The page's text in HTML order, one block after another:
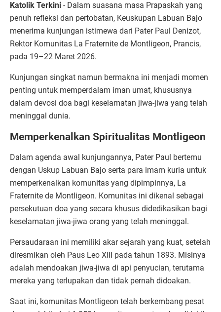
Katolik Terkini - Dalam suasana masa Prapaskah yang
penuh refleksi dan pertobatan, Keuskupan Labuan Bajo
menerima kunjungan istimewa dari Pater Paul Denizot,
Rektor Komunitas La Fraternite de Montligeon, Prancis,
pada 19–22 Maret 2026.
Kunjungan singkat namun bermakna ini menjadi momen
penting untuk memperdalam iman umat, khususnya
dalam devosi doa bagi keselamatan jiwa-jiwa yang telah
meninggal dunia.
Memperkenalkan Spiritualitas Montligeon
Dalam agenda awal kunjungannya, Pater Paul bertemu
dengan Uskup Labuan Bajo serta para imam kuria untuk
memperkenalkan komunitas yang dipimpinnya, La
Fraternite de Montligeon. Komunitas ini dikenal sebagai
persekutuan doa yang secara khusus didedikasikan bagi
keselamatan jiwa-jiwa orang yang telah meninggal.
Persaudaraan ini memiliki akar sejarah yang kuat, setelah
diresmikan oleh Paus Leo XIII pada tahun 1893. Misinya
adalah mendoakan jiwa-jiwa di api penyucian, terutama
mereka yang terlupakan dan tidak pernah didoakan.
Saat ini, komunitas Montligeon telah berkembang pesat